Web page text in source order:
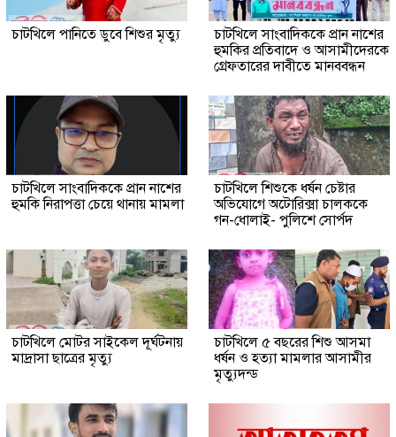
চাটখিলে পানিতে ডুবে শিশুর মৃত্যু
চাটখিলে সাংবাদিককে প্রান নাশের
হুমকির প্রতিবাদে ও আসামীদেরকে
গ্রেফতারের দাবীতে মানববন্ধন
চাটখিলে সাংবাদিককে প্রান নাশের
হুমকি নিরাপত্তা চেয়ে থানায় মামলা
চাটখিলে শিশুকে ধর্ষন চেষ্টার
অভিযোগে অটোরিক্সা চালককে
গন-ধোলাই- পুলিশে সোর্পদ
চাটখিলে মোটর সাইকেল দূর্ঘটনায়
মাদ্রাসা ছাত্রের মৃত্যু
চাটখিলে ৫ বছরের শিশু আসমা
ধর্ষন ও হত্যা মামলার আসামীর
মৃত্যুদন্ড